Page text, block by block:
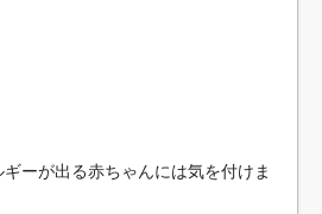
ーが出る赤ちゃんには気を付けま